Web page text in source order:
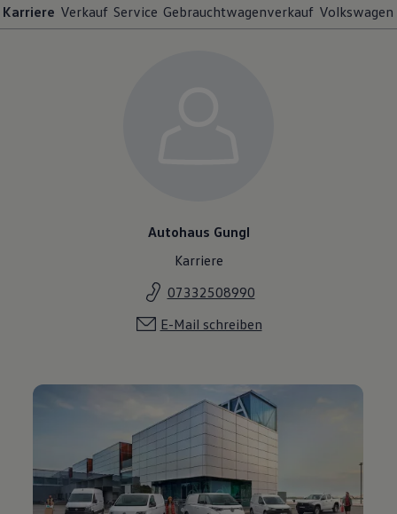
Karriere Verkauf Service Gebrauchtwagenverkauf
Autohaus Gungl
Karriere
07332508990
E-Mail schreiben